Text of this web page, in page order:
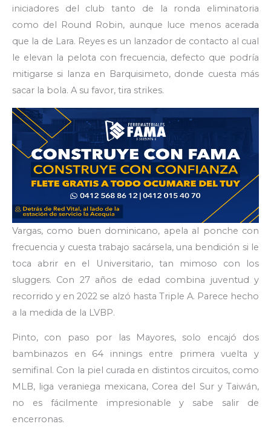
iniciadores del club tanto de la ronda eliminatoria
como del Round Robin, aunque luce menos acerada
que la de Lara. Reyes es un lanzador de contacto al cual
le elevan la pelota con frecuencia, defecto que podría
mitigarse si lanza en Barquisimeto, donde cuesta más
sacar la bola. A su favor, tira strikes.
Vargas, como buen dominicano, apela al ponche con
frecuencia y cuesta trabajo sacársela, una bendición si le
toca abrir en el Universitario, tan mimoso con los
sluggers. Con 27 años de edad combina juventud y
recorrido y en 2022 se alzó hasta Triple A. Parece hecho
a la medida de la LVBP.
Pinto, con paso por las Mayores, solo encajó dos
bambinazos en 64 innings entre primera vuelta y
semifinal. Con la piel curada en distintos circuitos, como
MLB, liga veraniega mexicana, Corea del Sur y Taiwán,
no es fácilmente impresionable y sabe salir de
encerronas.